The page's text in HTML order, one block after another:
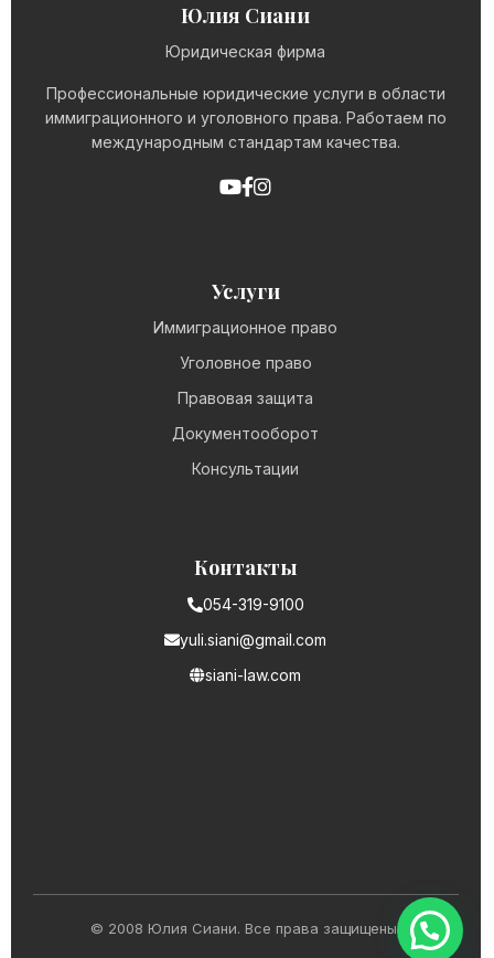
Юлия Сиани
Юридическая фирма
Профессиональные юридические услуги в области
иммиграционного и уголовного права. Работаем по
международным стандартам качества.
Услуги
Иммиграционное право
Уголовное право
Правовая защита
Документооборот
Консультации
Контакты
054-319-9100
yuli.siani@gmail.com
siani-law.com
© 2008 Юлия Сиани. Все права защищены.
WhatsApp | כתבו לנו